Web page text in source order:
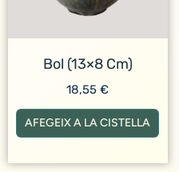
Bol (13×8 Cm)
18,55€
AFEGEIX A LA CISTELLA